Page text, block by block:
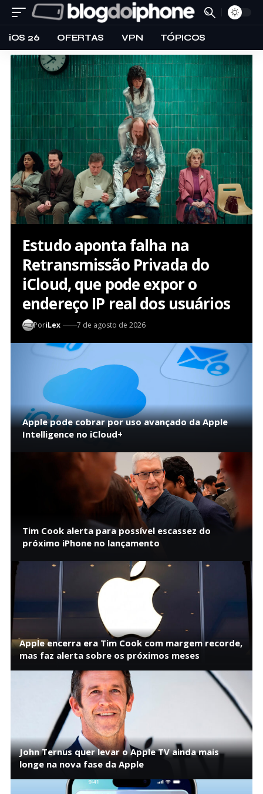
iOS 26 OFERTAS VPN TÓPICOS
Estudo aponta falha na
Retransmissão Privada do
iCloud, que pode expor o
endereço IP real dos usuários
PoriLex 7 de agosto de 2026
Apple pode cobrar por uso avançado da Apple
Intelligence no iCloud+
Tim Cook alerta para possível escassez do
próximo iPhone no lançamento
Apple encerra era Tim Cook com margem recorde,
mas faz alerta sobre os próximos meses
John Ternus quer levar o Apple TV ainda mais
longe na nova fase da Apple